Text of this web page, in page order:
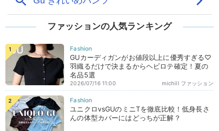
ファッションの人気ランキング
GUカーディガンがお値段以上に優秀すぎる♡
羽織るだけで決まるからヘビロテ確定！夏の
名品5選
michill ファッション
2026/07/16 11:00
ユニクロvsGUのミニTを徹底比較！低身長さ
んの体型カバーにはどっちが正解？